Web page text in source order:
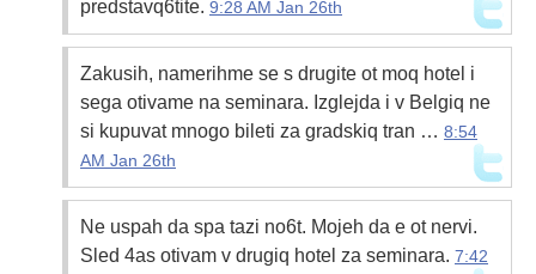
predstavq6tite. 9:28 AM Jan 26th
Zakusih, namerihme se s drugite ot moq hotel i
sega otivame na seminara. Izglejda i v Belgiq ne
si kupuvat mnogo bileti za gradskiq tran … 8:54
AM Jan 26th
Ne uspah da spa tazi no6t. Mojeh da e ot nervi.
Sled 4as otivam v drugiq hotel za seminara. 7:42